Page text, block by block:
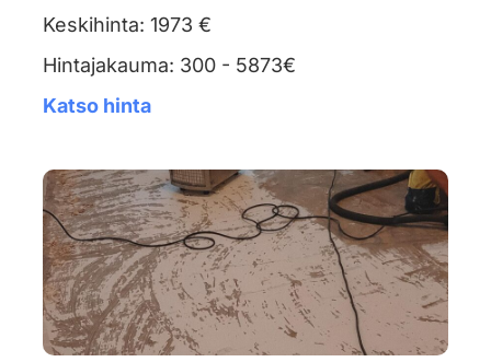
Keskihinta: 1973 €
Hintajakauma: 300 - 5873€
Katso hinta